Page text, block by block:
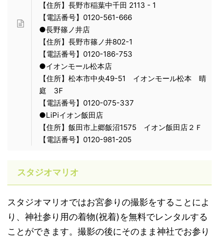
【住所】長野市稲葉中千田 2113 - 1
【電話番号】0120-561-666
●長野篠ノ井店
【住所】長野市篠ノ井802-1
【電話番号】0120-186-753
●イオンモール松本店
【住所】松本市中央49-51 イオンモール松本 晴
庭 3F
【電話番号】0120-075-337
●LiPiイオン飯田店
【住所】飯田市上郷飯沼1575 イオン飯田店２Ｆ
【電話番号】0120-981-205
スタジオマリオ
スタジオマリオではお宮参りの撮影をすることによ
り、神社参り用の着物(祝着)を無料でレンタルする
ことができます。撮影の後にそのまま神社でお参り